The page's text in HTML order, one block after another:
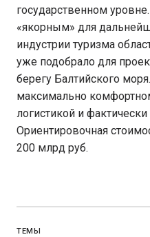
государственном
«якорным» для
индустрии туризма
уже подобрало для
берегу Балтийского
максимально
логистикой и
Ориентировочная
200 млрд руб.
ТЕМЫ